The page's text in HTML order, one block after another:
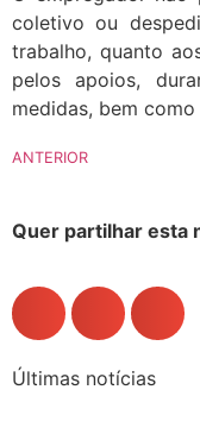
coletivo ou
trabalho, ​quanto
pelos apoios,
medidas, bem
ANTERIOR
Quer partilhar esta
Últimas notícias